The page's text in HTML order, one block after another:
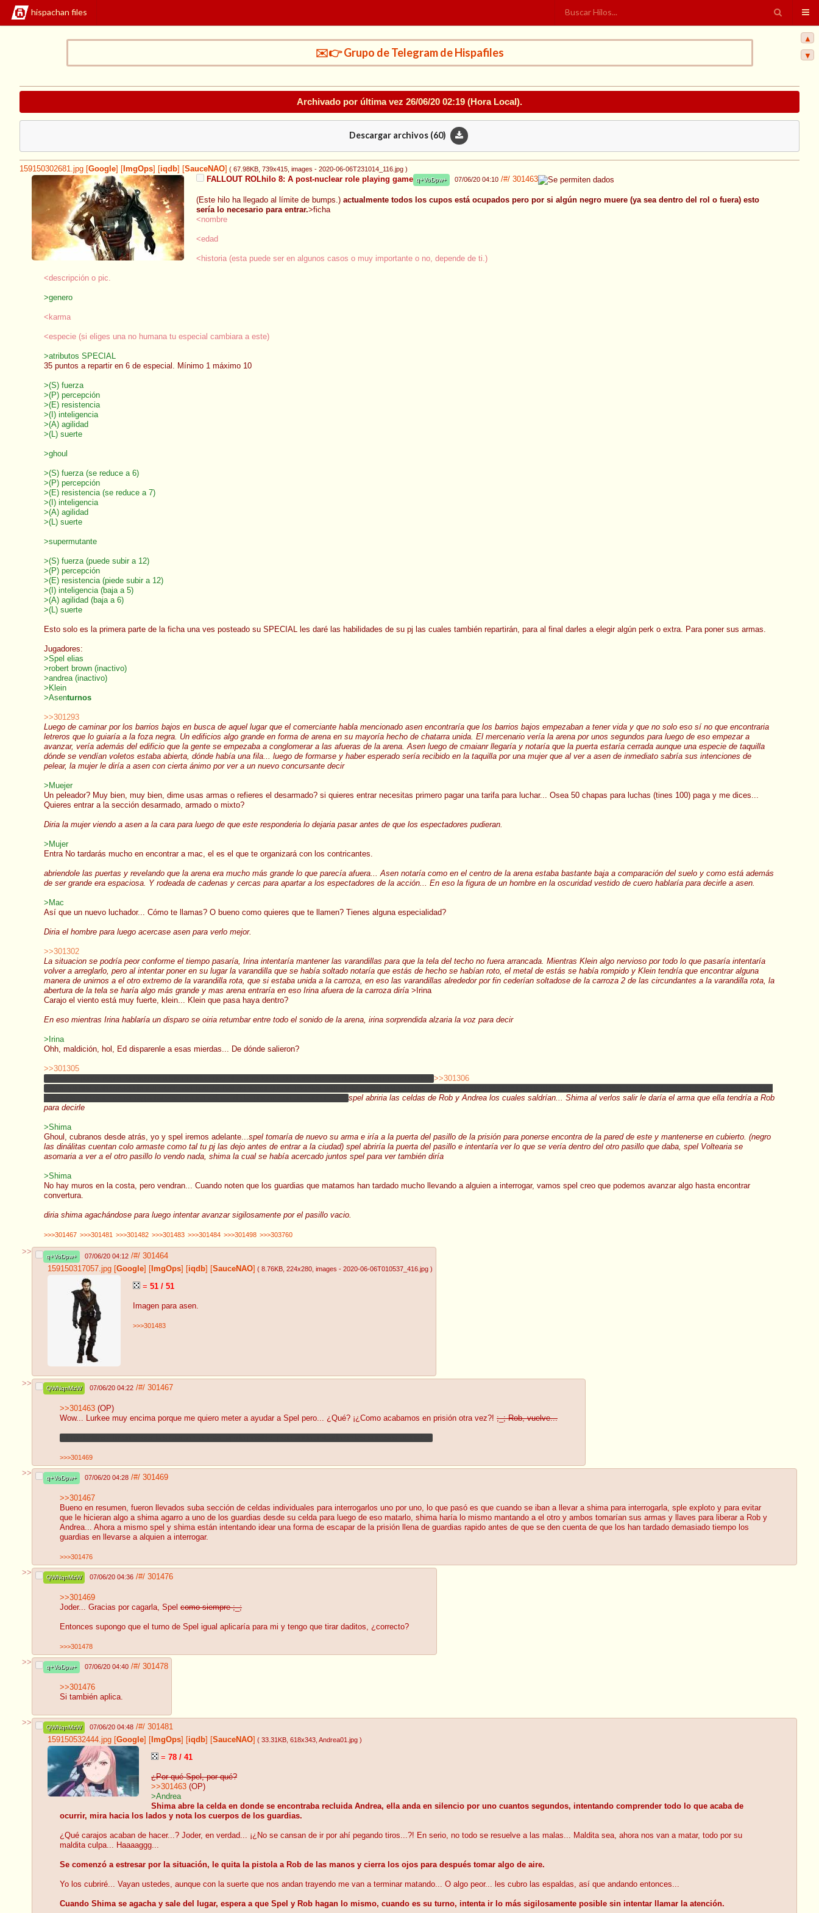
hispachan files
✉️👉 Grupo de Telegram de Hispafiles
Archivado por última vez 26/06/20 02:19 (Hora Local).
Descargar archivos (60)
159150302681.jpg Google ImgOps iqdb SauceNAO ( 67.98KB , 739x415 , images - 2020-06-06T231014_116.jpg )
FALLOUT ROLhilo 8: A post-nuclear role playing game q+VoDpw+ 07/06/20 04:10 /#/ 301463
(Este hilo ha llegado al límite de bumps.) actualmente todos los cupos está ocupados pero por si algún negro muere (ya sea dentro del rol o fuera) esto
sería lo necesario para entrar.>ficha
<nombre
<edad
<historia (esta puede ser en algunos casos o muy importante o no, depende de ti.)
<descripción o pic.
>genero
<karma
<especie (si eliges una no humana tu especial cambiara a este)
>atributos SPECIAL
35 puntos a repartir en 6 de especial. Mínimo 1 máximo 10
>(S) fuerza
>(P) percepción
>(E) resistencia
>(I) inteligencia
>(A) agilidad
>(L) suerte
>ghoul
>(S) fuerza (se reduce a 6)
>(P) percepción
>(E) resistencia (se reduce a 7)
>(I) inteligencia
>(A) agilidad
>(L) suerte
>supermutante
>(S) fuerza (puede subir a 12)
>(P) percepción
>(E) resistencia (piede subir a 12)
>(I) inteligencia (baja a 5)
>(A) agilidad (baja a 6)
>(L) suerte
Esto solo es la primera parte de la ficha una ves posteado su SPECIAL les daré las habilidades de su pj las cuales también repartirán, para al final darles a elegir algún perk o extra. Para poner sus armas.
Jugadores:
>Spel elias
>robert brown (inactivo)
>andrea (inactivo)
>Klein
>Asenturnos
>>301293
Luego de caminar por los barrios bajos en busca de aquel lugar que el comerciante habla mencionado asen encontraría que los barrios bajos empezaban a tener vida y que no solo eso sí no que encontraria
letreros que lo guiaría a la foza negra. Un edificios algo grande en forma de arena en su mayoría hecho de chatarra unida. El mercenario vería la arena por unos segundos para luego de eso empezar a
avanzar, vería además del edificio que la gente se empezaba a conglomerar a las afueras de la arena. Asen luego de cmaianr llegaría y notaría que la puerta estaría cerrada aunque una especie de taquilla
dónde se vendían voletos estaba abierta, dónde había una fila... luego de formarse y haber esperado sería recibido en la taquilla por una mujer que al ver a asen de inmediato sabría sus intenciones de
pelear, la mujer le diría a asen con cierta ánimo por ver a un nuevo concursante decir
>Muejer
Un peleador? Muy bien, muy bien, dime usas armas o refieres el desarmado? si quieres entrar necesitas primero pagar una tarifa para luchar... Osea 50 chapas para luchas (tines 100) paga y me dices...
Quieres entrar a la sección desarmado, armado o mixto?
Diria la mujer viendo a asen a la cara para luego de que este responderia lo dejaria pasar antes de que los espectadores pudieran.
>Mujer
Entra No tardarás mucho en encontrar a mac, el es el que te organizará con los contricantes.
abriendole las puertas y revelando que la arena era mucho más grande lo que parecía afuera... Asen notaría como en el centro de la arena estaba bastante baja a comparación del suelo y como está además
de ser grande era espaciosa. Y rodeada de cadenas y cercas para apartar a los espectadores de la acción... En eso la figura de un hombre en la oscuridad vestido de cuero hablaría para decirle a asen.
>Mac
Así que un nuevo luchador... Cómo te llamas? O bueno como quieres que te llamen? Tienes alguna especialidad?
Diria el hombre para luego acercase asen para verlo mejor.
>>301302
La situacion se podría peor conforme el tiempo pasaría, Irina intentaría mantener las varandillas para que la tela del techo no fuera arrancada. Mientras Klein algo nervioso por todo lo que pasaría intentaría
volver a arreglarlo, pero al intentar poner en su lugar la varandilla que se había soltado notaría que estás de hecho se habían roto, el metal de estás se había rompido y Klein tendría que encontrar alguna
manera de unirnos a el otro extremo de la varandilla rota, que si estaba unida a la carroza, en eso las varandillas alrededor por fin cederían soltadose de la carroza 2 de las circundantes a la varandilla rota, la
abertura de la tela se haría algo más grande y mas arena entraría en eso Irina afuera de la carroza diría >Irina
Carajo el viento está muy fuerte, klein... Klein que pasa haya dentro?
En eso mientras Irina hablaría un disparo se oiria retumbar entre todo el sonido de la arena, irina sorprendida alzaria la voz para decir
>Irina
Ohh, maldición, hol, Ed disparenle a esas mierdas... De dónde salieron?
>>301305
Ese es el punto negro, sobrevivir a las mierdas que el yermo te da,
o bueno las mierdas que se me ocurra,kek>>301306
negro, ya has sobrevivido lo suficiente así que ya has de saber que si intentas salir de la cárcel a solo tiros... Probablemente alguien muera
si sigues con esa mememagia tal ves incluso salgas de la prisión con un buen tesoro.spel abriria las celdas de Rob y Andrea los cuales saldrían... Shima al verlos salir le daría el arma que ella tendría a Rob
para decirle
>Shima
Ghoul, cubranos desde atrás, yo y spel iremos adelante... spel tomaría de nuevo su arma e iría a la puerta del pasillo de la prisión para ponerse encontra de la pared de este y mantenerse en cubierto. (negro
las dinálitas cuentan colo armaste como tal tu pj las dejo antes de entrar a la ciudad) spel abriría la puerta del pasillo e intentaría ver lo que se vería dentro del otro pasillo que daba, spel Voltearia se
asomaria a ver a el otro pasillo lo vendo nada, shima la cual se había acercado juntos spel para ver también diría
>Shima
No hay muros en la costa, pero vendran... Cuando noten que los guardias que matamos han tardado mucho llevando a alguien a interrogar, vamos spel creo que podemos avanzar algo hasta encontrar
convertura.
diria shima agachándose para luego intentar avanzar sigilosamente por el pasillo vacio.
>>>301467 >>>301481 >>>301482 >>>301483 >>>301484 >>>301498 >>>303760
>>
q+VoDpw+ 07/06/20 04:12 /#/ 301464
159150317057.jpg Google ImgOps iqdb SauceNAO ( 8.76KB , 224x280 , images - 2020-06-06T010537_416.jpg )
= 51 / 51
Imagen para asen.
>>>301483
>>
QWNqnMzW 07/06/20 04:22 /#/ 301467
>>301463 (OP)
Wow... Lurkee muy encima porque me quiero meter a ayudar a Spel pero... ¿Qué? ¡¿Como acabamos en prisión otra vez?! ;_; Rob, vuelve...
¿Tiro daditos? Intente leer la situación lo más rápido posible, pero ando ubicado en los sucesos actuales.
>>>301469
>>
q+VoDpw+ 07/06/20 04:28 /#/ 301469
>>301467
Bueno en resumen, fueron llevados suba sección de celdas individuales para interrogarlos uno por uno, lo que pasó es que cuando se iban a llevar a shima para interrogarla, sple exploto y para evitar
que le hicieran algo a shima agarro a uno de los guardias desde su celda para luego de eso matarlo, shima haría lo mismo mantando a el otro y ambos tomarían sus armas y llaves para liberar a Rob y
Andrea... Ahora a mismo spel y shima están intentando idear una forma de escapar de la prisión llena de guardias rapido antes de que se den cuenta de que los han tardado demasiado tiempo los
guardias en llevarse a alquien a interrogar.
>>>301476
>>
QWNqnMzW 07/06/20 04:36 /#/ 301476
>>301469
Joder... Gracias por cagarla, Spel como siempre ;_;
Entonces supongo que el turno de Spel igual aplicaría para mi y tengo que tirar daditos, ¿correcto?
>>>301478
>>
q+VoDpw+ 07/06/20 04:40 /#/ 301478
>>301476
Si también aplica.
>>
QWNqnMzW 07/06/20 04:48 /#/ 301481
159150532444.jpg Google ImgOps iqdb SauceNAO ( 33.31KB , 618x343 , Andrea01.jpg )
= 78 / 41
¿Por qué Spel, por qué?
>>301463 (OP)
>Andrea
Shima abre la celda en donde se encontraba recluida Andrea, ella anda en silencio por uno cuantos segundos, intentando comprender todo lo que acaba de
ocurrir, mira hacia los lados y nota los cuerpos de los guardias.
¿Qué carajos acaban de hacer...? Joder, en verdad... ¡¿No se cansan de ir por ahí pegando tiros...?! En serio, no todo se resuelve a las malas... Maldita sea, ahora nos van a matar, todo por su
maldita culpa... Haaaaggg...
Se comenzó a estresar por la situación, le quita la pistola a Rob de las manos y cierra los ojos para después tomar algo de aire.
Yo los cubriré... Vayan ustedes, aunque con la suerte que nos andan trayendo me van a terminar matando... O algo peor... les cubro las espaldas, así que andando entonces...
Cuando Shima se agacha y sale del lugar, espera a que Spel y Rob hagan lo mismo, cuando es su turno, intenta ir lo más sigilosamente posible sin intentar llamar la atención.
▲
▼